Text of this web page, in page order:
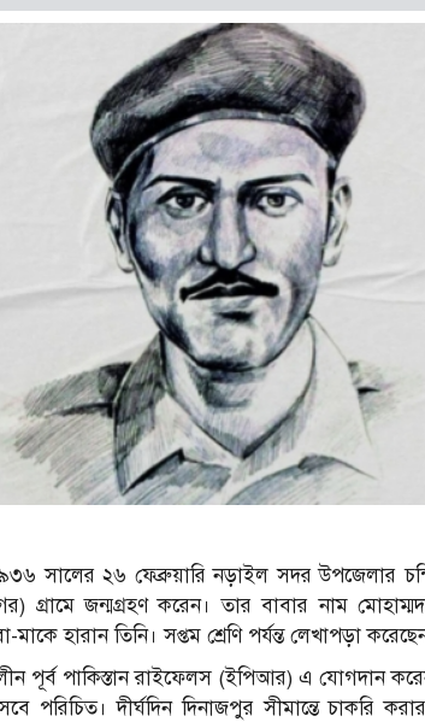
সালের ২৬ ফেব্রুয়ারি নড়াইল সদর উপজেলার
গ্রামে জন্মগ্রহণ করেন। তার বাবার নাম
মাকে হারান তিনি। সপ্তম শ্রেণি পর্যন্ত লেখাপড়া
পূর্ব পাকিস্তান রাইফেলস (ইপিআর) এ যোগদান করেন
পরিচিত। দীর্ঘদিন দিনাজপুর সীমান্তে চাকরি